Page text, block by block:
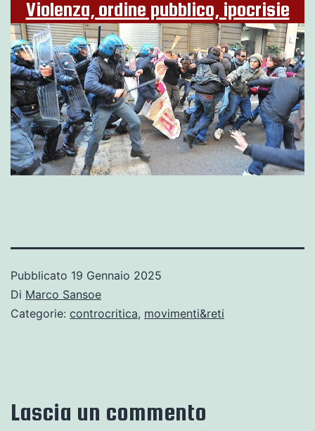
Violenza, ordine pubblico, ipocrisie
Pubblicato 19 Gennaio 2025
Di Marco Sansoe
Categorie: controcritica, movimenti&reti
Lascia un commento